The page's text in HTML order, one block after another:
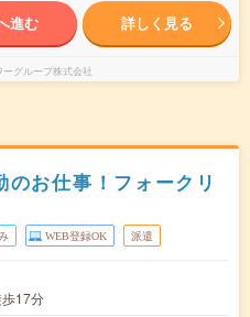
進む 詳しく見る
ーグループ株式会社
お仕事！フォークリ
WEB登録OK 派遣
17分